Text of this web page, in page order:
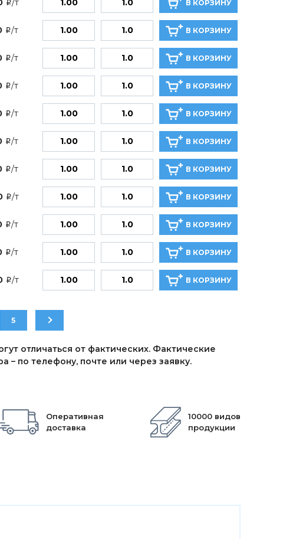
i/т В КОРЗИНУ
i/т В КОРЗИНУ
i/т В КОРЗИНУ
i/т В КОРЗИНУ
i/т В КОРЗИНУ
i/т В КОРЗИНУ
i/т В КОРЗИНУ
i/т В КОРЗИНУ
i/т В КОРЗИНУ
i/т В КОРЗИНУ
i/т В КОРЗИНУ
5
отличаться от фактических. Фактические
по телефону, почте или через заявку.
Оперативная
доставка
10000 видов
продукции